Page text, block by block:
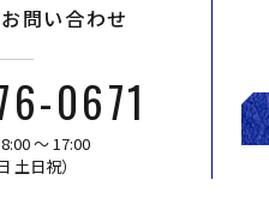
問い合わせ
0671
〜 17:00
土日祝）